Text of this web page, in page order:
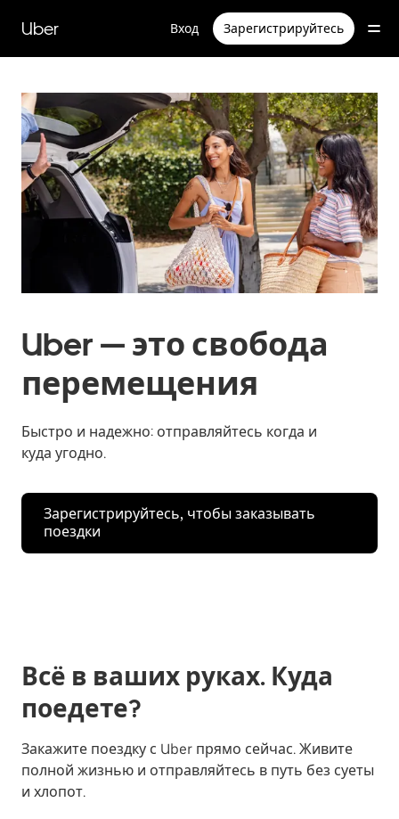
перейти
к
Uber Вход Зарегистрируйтесь
Uber — это свобода
перемещения
Быстро и надежно: отправляйтесь когда и
куда угодно.
Зарегистрируйтесь, чтобы заказывать
поездки
Всё в ваших руках. Куда
поедете?
Закажите поездку с Uber прямо сейчас. Живите
полной жизнью и отправляйтесь в путь без суеты
и хлопот.